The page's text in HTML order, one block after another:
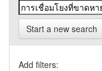
Start a new search
Add filters: